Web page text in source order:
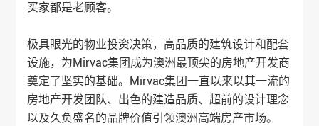
买家都是老顾客。
极具眼光的物业投资决策，高品质的建筑设计和配套
设施，为Mirvac集团成为澳洲最顶尖的房地产开发商
奠定了坚实的基础。Mirvac集团一直以来以其一流的
房地产开发团队、出色的建造品质、超前的设计理念
以及久负盛名的品牌价值引领澳洲高端房产市场。